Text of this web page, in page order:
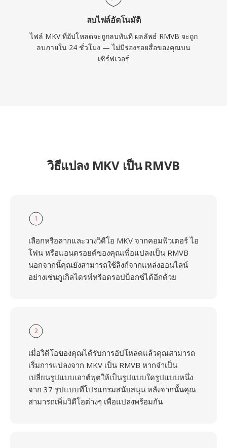
ลบไฟล์อัตโนมัติ
ไฟล์ MKV ที่อัปโหลดจะถูกลบทันที ผลลัพธ์ RMVB จะถูก
ลบภายใน 24 ชั่วโมง — ไม่มีร่องรอยสื่อของคุณบน
เซิร์ฟเวอร์
วิธีแปลง MKV เป็น RMVB
1
เลือกหรือลากและวางวิดีโอ MKV จากคอมพิวเตอร์ ไอ
โฟน หรือแอนดรอยด์ของคุณเพื่อแปลงเป็น RMVB
นอกจากนี้คุณยังสามารถใช้ลิงก์จากแหล่งออนไลน์
อย่างเช่นกูเกิลไดรฟ์หรือดรอปบ็อกซ์ได้อีกด้วย
2
เมื่อวิดีโอของคุณได้รับการอัปโหลดแล้วคุณสามารถ
เริ่มการแปลงจาก MKV เป็น RMVB หากจำเป็น
เปลี่ยนรูปแบบเอาต์พุตให้เป็นรูปแบบใดรูปแบบหนึ่ง
จาก 37 รูปแบบที่โปรแกรมสนับสนุน หลังจากนั้นคุณ
สามารถเพิ่มวิดีโอต่างๆ เพื่อแปลงพร้อมกัน